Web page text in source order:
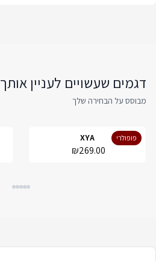
דגמים שעשויים לעניין אותך
מבוסס על הבחירה שלך
פופולרי XYA
₪269.00